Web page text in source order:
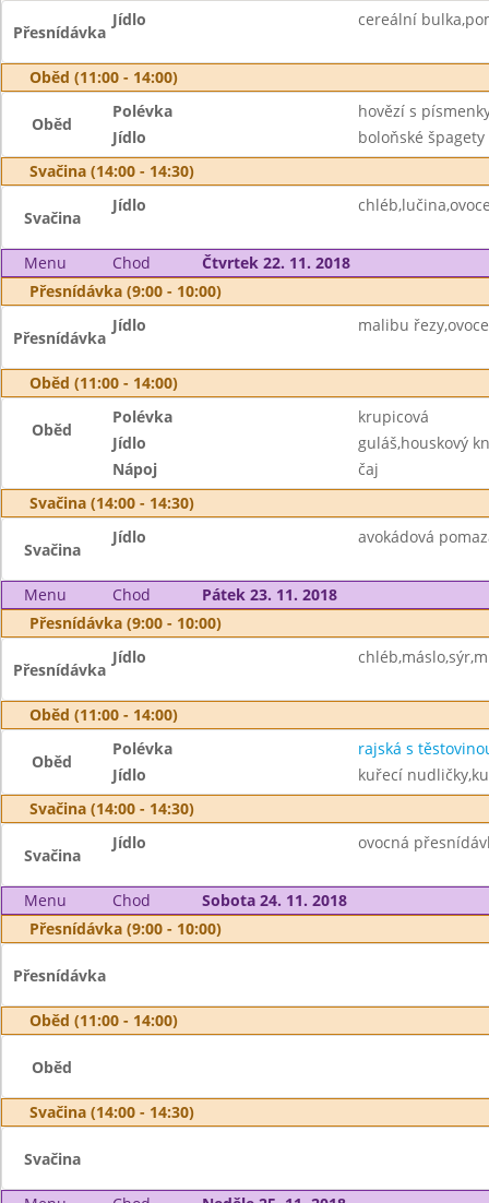
Přesnídávka
Jídlo cereální
Oběd (11:00 - 14:00)
Oběd
Polévka
hovězí s
Jídlo
boloňské
Svačina (14:00 - 14:30)
Svačina
Jídlo
Menu Chod
Čtvrtek 22. 11. 2018
Přesnídávka (9:00 - 10:00)
Přesnídávka
Jídlo malibu
Oběd (11:00 - 14:00)
Oběd
Polévka
krupicová
Jídlo
guláš,houskový
Nápoj
čaj
Svačina (14:00 - 14:30)
Svačina
Jídlo avokádová
Menu Chod
Pátek 23. 11. 2018
Přesnídávka (9:00 - 10:00)
Přesnídávka
Jídlo
Oběd (11:00 - 14:00)
Oběd
Polévka
rajská s
Jídlo
kuřecí
Svačina (14:00 - 14:30)
Svačina
Jídlo ovocná
Menu Chod
Sobota 24. 11. 2018
Přesnídávka (9:00 - 10:00)
Přesnídávka
Oběd (11:00 - 14:00)
Oběd
Svačina (14:00 - 14:30)
Svačina